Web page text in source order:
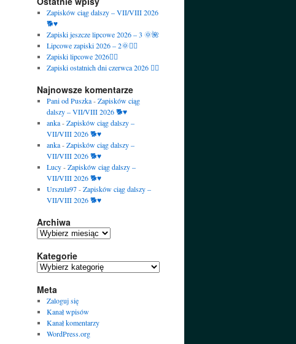
Zapisków ciąg dalszy – VII/VIII 2026
🐕♥️
Zapiski jeszcze lipcowe 2026 – 3 🌞🌺
Lipcowe zapiski 2026 – 2🌞🙋‍♀️
Zapiski lipcowe 2026🙋‍♀️
Zapiski ostatnich dni czerwca 2026 🙋‍♀️
Najnowsze komentarze
Pani od Puszka-Zapisków ciąg
dalszy – VII/VIII 2026 🐕♥️
anka-Zapisków ciąg dalszy –
VII/VIII 2026 🐕♥️
anka-Zapisków ciąg dalszy –
VII/VIII 2026 🐕♥️
Lucy-Zapisków ciąg dalszy –
VII/VIII 2026 🐕♥️
Urszula97-Zapisków ciąg dalszy –
VII/VIII 2026 🐕♥️
Archiwa
Archiwa
Kategorie
Kategorie
Meta
Zaloguj się
Kanał wpisów
Kanał komentarzy
WordPress.org